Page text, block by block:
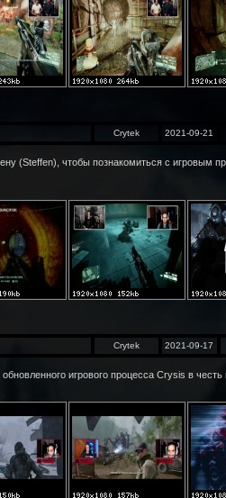
Crytek 2021-09-21
(Steffen), чтобы познакомиться с игровым
Crytek 2021-09-17
игрового процесса Crysis в честь